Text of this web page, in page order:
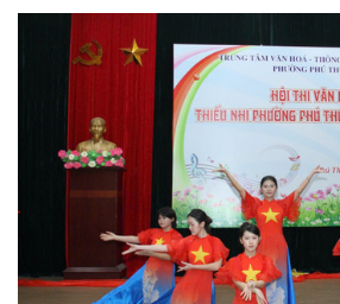
phố trên địa bàn.